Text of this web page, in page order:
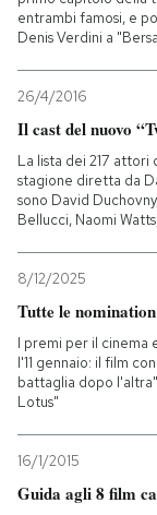
entrambi famosi, e
Denis Verdini a
26/4/2016
Il cast del nuovo
La lista dei 217 attori
stagione diretta da
sono David
Bellucci, Naomi
8/12/2025
Tutte le
I premi per il cinema
l'11 gennaio: il film
battaglia dopo
Lotus"
16/1/2015
Guida agli 8 film